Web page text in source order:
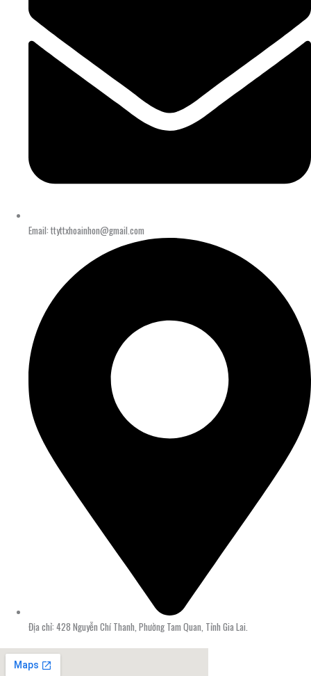
Email: ttyttxhoainhon@gmail.com
Địa chỉ: 428 Nguyễn Chí Thanh, Phường Tam Quan, Tỉnh Gia Lai.